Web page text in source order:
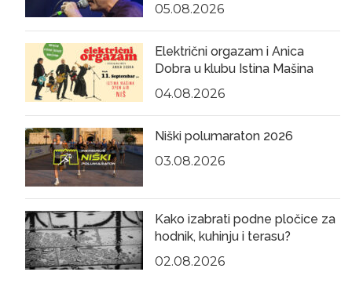
05.08.2026
Električni orgazam i Anica
Dobra u klubu Istina Mašina
04.08.2026
Niški polumaraton 2026
03.08.2026
Kako izabrati podne pločice za
hodnik, kuhinju i terasu?
02.08.2026